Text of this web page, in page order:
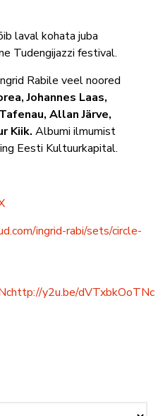
laval kohata juba
Tudengijazzi festival.
Rabile veel noored
Johannes Laas,
Allan Järve,
Kiik. Albumi ilmumist
Eesti Kultuurkapital.
ingrid-rabi/sets/circle-
y2u.be/dVTxbkOoTNc